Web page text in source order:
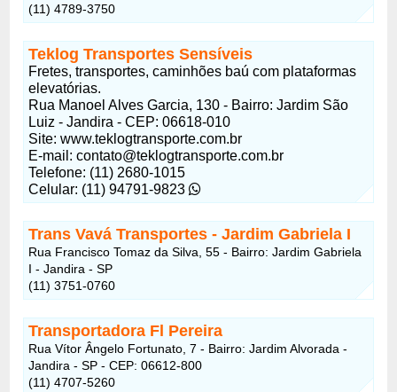
(11) 4789-3750
Teklog Transportes Sensíveis
Fretes, transportes, caminhões baú com plataformas
elevatórias.
Rua Manoel Alves Garcia, 130 - Bairro: Jardim São
Luiz - Jandira - CEP: 06618-010
Site: www.teklogtransporte.com.br
E-mail:contato@teklogtransporte.com.br
Telefone: (11) 2680-1015
Celular: (11) 94791-9823
Trans Vavá Transportes - Jardim Gabriela I
Rua Francisco Tomaz da Silva, 55 - Bairro: Jardim Gabriela
I - Jandira - SP
(11) 3751-0760
Transportadora Fl Pereira
Rua Vítor Ângelo Fortunato, 7 - Bairro: Jardim Alvorada -
Jandira - SP - CEP: 06612-800
(11) 4707-5260